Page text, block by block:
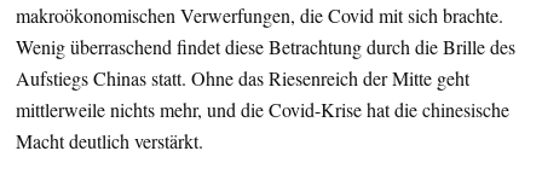
makroökonomischen Verwerfungen, die Covid mit sich brachte.
Wenig überraschend findet diese Betrachtung durch die Brille des
Aufstiegs Chinas statt. Ohne das Riesenreich der Mitte geht
mittlerweile nichts mehr, und die Covid-Krise hat die chinesische
Macht deutlich verstärkt.